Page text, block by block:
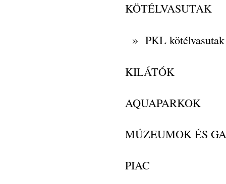
KÖTÉLVASUTAK
» PKL kötélvasutak
KILÁTÓK
AQUAPARKOK
MÚZEUMOK ÉS
PIAC